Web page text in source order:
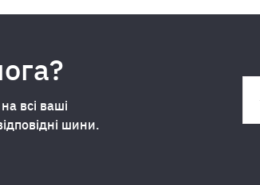
всі ваші
шини.